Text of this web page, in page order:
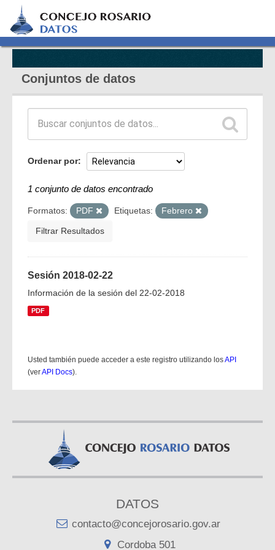
Conjuntos de datos
Ordenar por
1 conjunto de datos encontrado
Formatos: PDF Etiquetas: Febrero
Filtrar Resultados
Sesión 2018-02-22
Información de la sesión del 22-02-2018
PDF
Usted también puede acceder a este registro utilizando losAPI
(verAPI Docs).
DATOS
contacto@concejorosario.gov.ar
Cordoba 501